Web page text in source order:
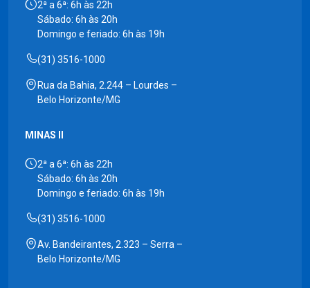
2ª a 6ª: 6h às 22h
Sábado: 6h às 20h
Domingo e feriado: 6h às 19h
(31) 3516-1000
Rua da Bahia, 2.244 – Lourdes –
Belo Horizonte/MG
MINAS II
2ª a 6ª: 6h às 22h
Sábado: 6h às 20h
Domingo e feriado: 6h às 19h
(31) 3516-1000
Av. Bandeirantes, 2.323 – Serra –
Belo Horizonte/MG